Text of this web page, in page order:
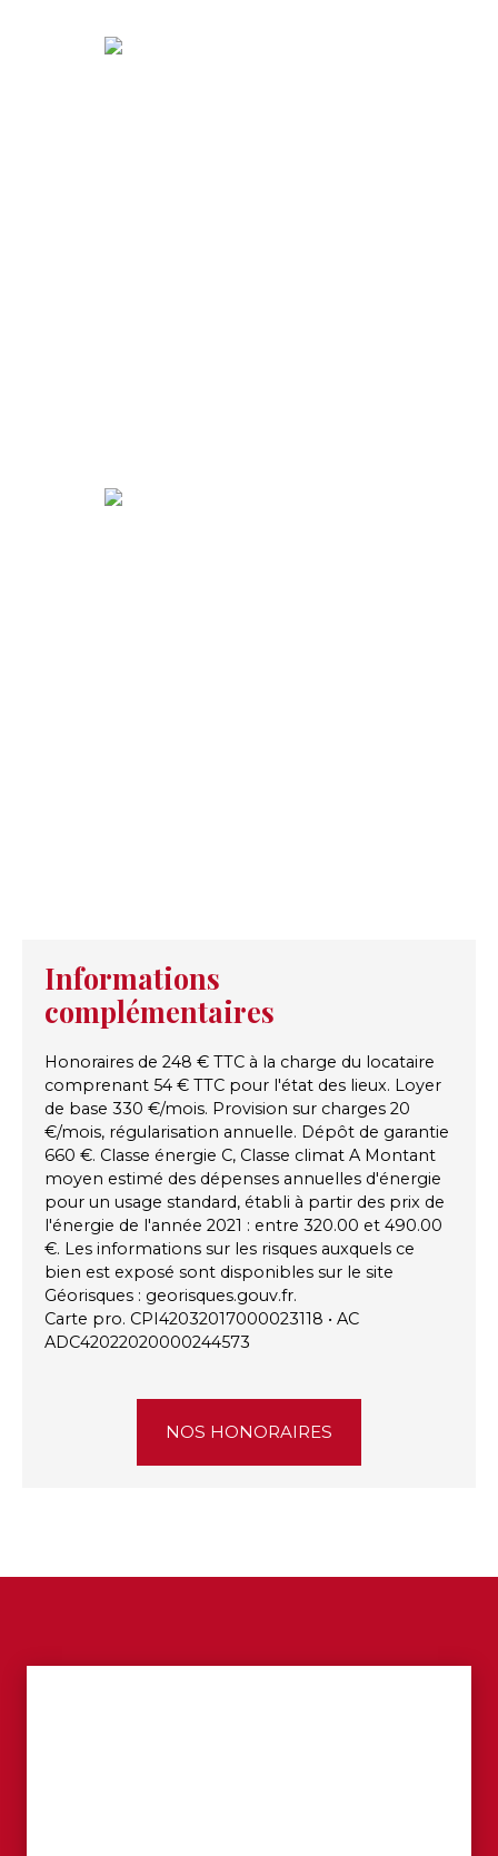
Informations
complémentaires
Honoraires de 248 € TTC à la charge du locataire
comprenant 54 € TTC pour l'état des lieux. Loyer
de base 330 €/mois. Provision sur charges 20
€/mois, régularisation annuelle. Dépôt de garantie
660 €. Classe énergie C, Classe climat A Montant
moyen estimé des dépenses annuelles d'énergie
pour un usage standard, établi à partir des prix de
l'énergie de l'année 2021 : entre 320.00 et 490.00
€. Les informations sur les risques auxquels ce
bien est exposé sont disponibles sur le site
Géorisques : georisques.gouv.fr.
Carte pro. CPI42032017000023118 • AC
ADC42022020000244573
NOS HONORAIRES